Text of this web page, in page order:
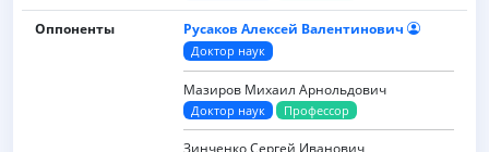
Оппоненты Русаков Алексей Валентинович
Доктор наук
Мазиров Михаил Арнольдович
Доктор наук Профессор